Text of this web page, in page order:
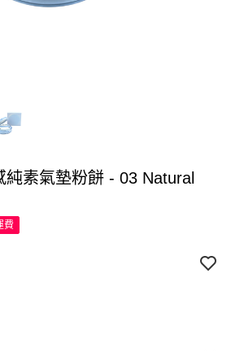
素氣墊粉餅 - 03 Natural
費